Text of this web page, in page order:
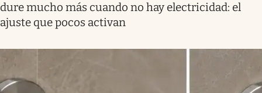
dure mucho más cuando no hay electricidad: el
ajuste que pocos activan